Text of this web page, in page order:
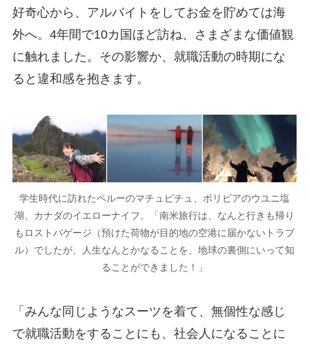
好奇心から、アルバイトをしてお金を貯めては海
外へ。4年間で10カ国ほど訪ね、さまざまな価値観
に触れました。その影響か、就職活動の時期にな
ると違和感を抱きます。
学生時代に訪れたペルーのマチュピチュ、ボリビアのウユニ塩
湖、カナダのイエローナイフ。「南米旅行は、なんと行きも帰り
もロストバゲージ（預けた荷物が目的地の空港に届かないトラブ
ル）でしたが、人生なんとかなることを、地球の裏側にいって知
ることができました！」
「みんな同じようなスーツを着て、無個性な感じ
で就職活動をすることにも、社会人になることに